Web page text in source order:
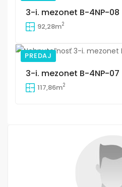
19
3-i. mezonet B-4NP-08
92,28m2
PREDAJ
19
3-i. mezonet B-4NP-07
117,86m2